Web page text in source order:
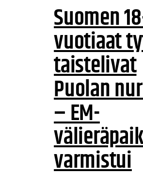
Suomen
vuotiaat
taistelivat
Puolan
– EM-
varmistui